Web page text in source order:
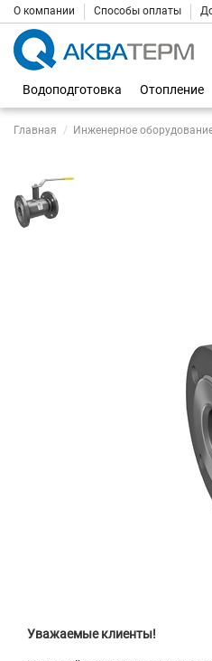
О компании Способы оплаты
Водоподготовка
Отопление
Главная Инженерное
Уважаемые клиенты!